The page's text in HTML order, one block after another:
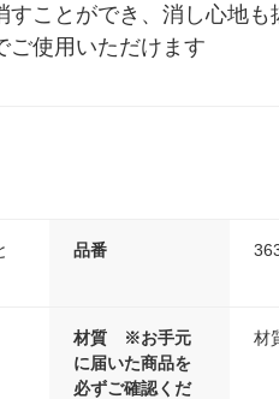
ことができ、消し心地
ご使用いただけます
品番
材質 ※お手元
に届いた商品を
必ずご確認くだ
材